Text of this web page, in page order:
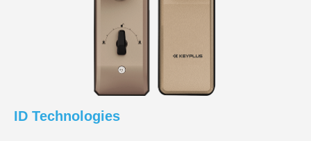
ID Technologies